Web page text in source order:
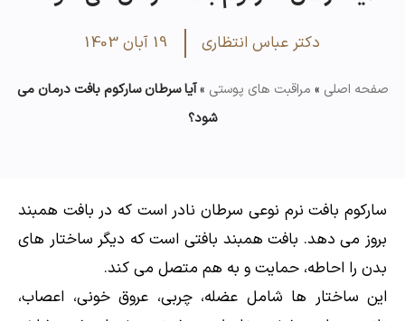
دکتر عباس انتظاری 19 آبان 1403
صفحه اصلی » مراقبت های پوستی »آیا سرطان سارکوم بافت درمان می
شود؟
سارکوم بافت نرم نوعی سرطان نادر است که در بافت همبند
بروز می دهد. بافت همبند بافتی است که دیگر ساختار های
بدن را احاطه، حمایت و به هم متصل می کند.
این ساختار ها شامل عضله، چربی، عروق خونی، اعصاب،
قدرت گرفته از همیارسیستم